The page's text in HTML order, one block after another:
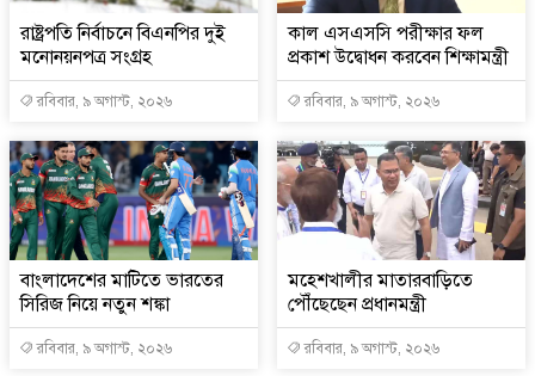
রাষ্ট্রপতি নির্বাচনে বিএনপির দুই
মনোনয়নপত্র সংগ্রহ
রবিবার, ৯ অগাস্ট, ২০২৬
কাল এসএসসি পরীক্ষার ফল
প্রকাশ উদ্বোধন করবেন শিক্ষামন্ত্রী
রবিবার, ৯ অগাস্ট, ২০২৬
বাংলাদেশের মাটিতে ভারতের
সিরিজ নিয়ে নতুন শঙ্কা
রবিবার, ৯ অগাস্ট, ২০২৬
মহেশখালীর মাতারবাড়িতে
পৌঁছেছেন প্রধানমন্ত্রী
রবিবার, ৯ অগাস্ট, ২০২৬